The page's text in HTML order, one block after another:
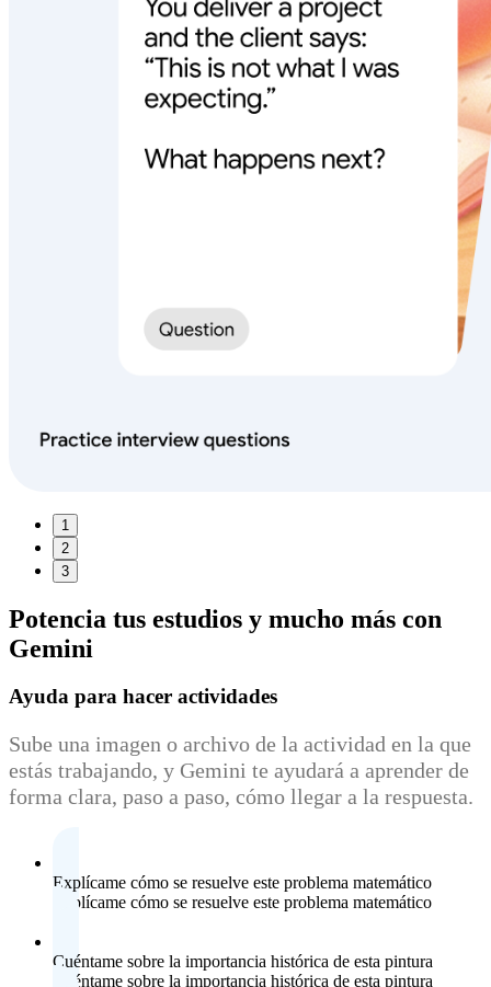
1
2
3
Potencia tus estudios y mucho más con
Gemini
Ayuda para hacer actividades
Sube una imagen o archivo de la actividad en la que
estás trabajando, y Gemini te ayudará a aprender de
forma clara, paso a paso, cómo llegar a la respuesta.
Explícame cómo se resuelve este problema matemático
Explícame cómo se resuelve este problema matemático
Cuéntame sobre la importancia histórica de esta pintura
Cuéntame sobre la importancia histórica de esta pintura